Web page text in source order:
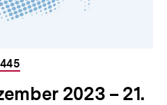
2023 – 21.